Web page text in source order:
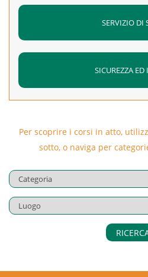
SERVIZIO DI
SICUREZZA ED
Per scoprire i corsi in atto,
sotto, o naviga per